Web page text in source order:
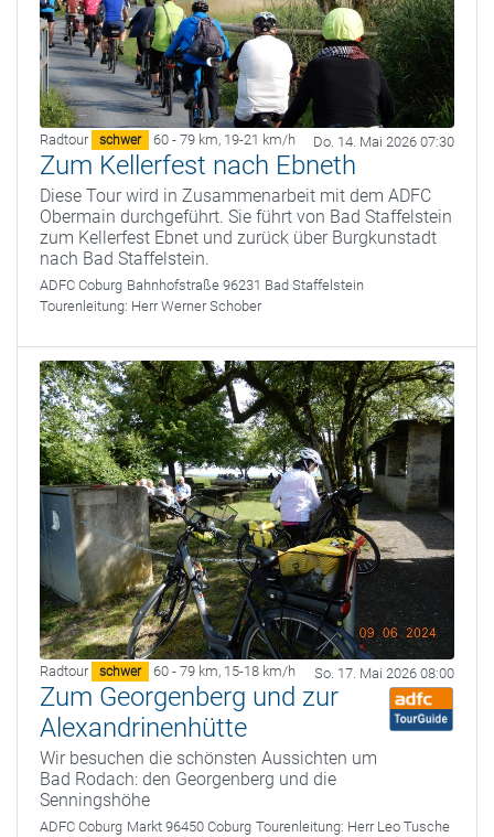
Radtour schwer 60 - 79 km, 19-21 km/h Do. 14. Mai 2026 07:30
Zum Kellerfest nach Ebneth
Diese Tour wird in Zusammenarbeit mit dem ADFC
Obermain durchgeführt. Sie führt von Bad Staffelstein
zum Kellerfest Ebnet und zurück über Burgkunstadt
nach Bad Staffelstein.
ADFC Coburg Bahnhofstraße 96231 Bad Staffelstein
Tourenleitung: Herr Werner Schober
Radtour schwer 60 - 79 km, 15-18 km/h So. 17. Mai 2026 08:00
Zum Georgenberg und zur
Alexandrinenhütte
Wir besuchen die schönsten Aussichten um
Bad Rodach: den Georgenberg und die
Senningshöhe
ADFC Coburg Markt 96450 Coburg Tourenleitung: Herr Leo Tusche